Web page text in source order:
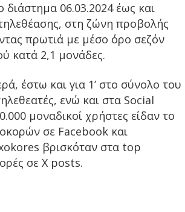
06.03.2024 έως και
στη ζώνη προβολής
πρωτιά με μέσο όρο σεζόν
κατά 2,1 μονάδες.
έστω και για 1’ στο σύνολο του
ενώ και στα Social
μοναδικοί χρήστες είδαν το
σε Facebook και
βρισκόταν στα top
σε Χ posts.